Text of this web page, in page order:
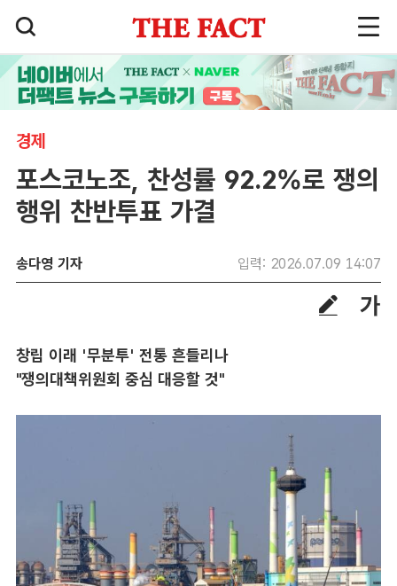
경제
포스코노조, 찬성률 92.2%로 쟁의
행위 찬반투표 가결
송다영 기자 입력: 2026.07.09 14:07
창립 이래 '무분투' 전통 흔들리나
"쟁의대책위원회 중심 대응할 것"